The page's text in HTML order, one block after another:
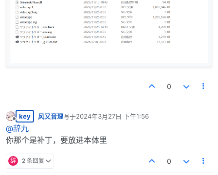
0
离线
key 风又音理写于2024年3月27日 下午1:56
最后由 编辑
@辞九
你那个是补丁，要放进本体里
辞 2 条回复 0